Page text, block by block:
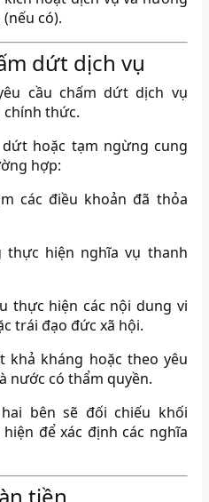
có).
dứt dịch vụ
cầu chấm dứt dịch vụ
chính thức.
hoặc tạm ngừng cung
hợp:
các điều khoản đã thỏa
thực hiện nghĩa vụ thanh
thực hiện các nội dung vi
trái đạo đức xã hội.
khả kháng hoặc theo yêu
nước có thẩm quyền.
bên sẽ đối chiếu khối
để xác định các nghĩa